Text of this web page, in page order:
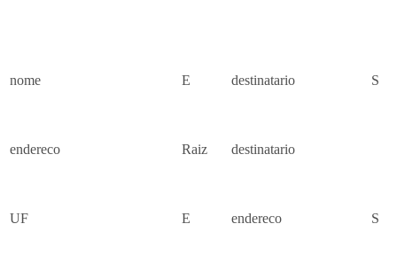
nome E destinatario S
endereco Raiz destinatario
UF E endereco S